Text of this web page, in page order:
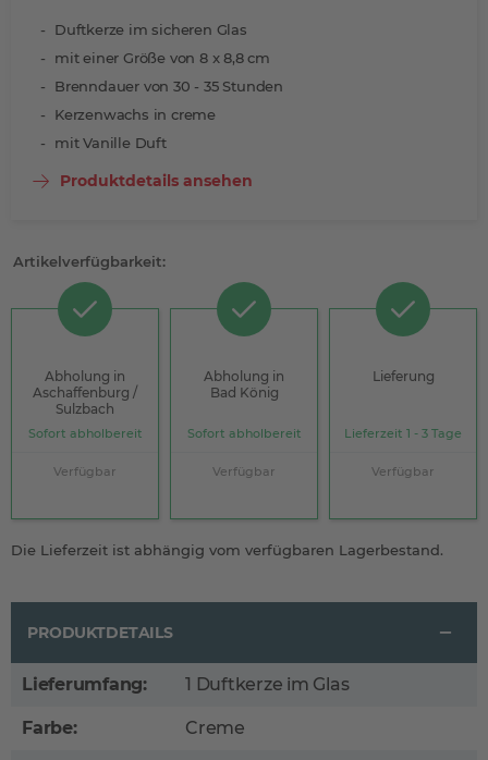
Duftkerze im sicheren Glas
mit einer Größe von 8 x 8,8 cm
Brenndauer von 30 - 35 Stunden
Kerzenwachs in creme
mit Vanille Duft
Produktdetails ansehen
Artikelverfügbarkeit:
Abholung in
Aschaffenburg /
Sulzbach
Sofort abholbereit
Verfügbar
Abholung in
Bad König
Sofort abholbereit
Verfügbar
Lieferung
Lieferzeit 1 - 3 Tage
Verfügbar
Die Lieferzeit ist abhängig vom verfügbaren Lagerbestand.
PRODUKTDETAILS
Lieferumfang: 1 Duftkerze im Glas
Farbe: Creme